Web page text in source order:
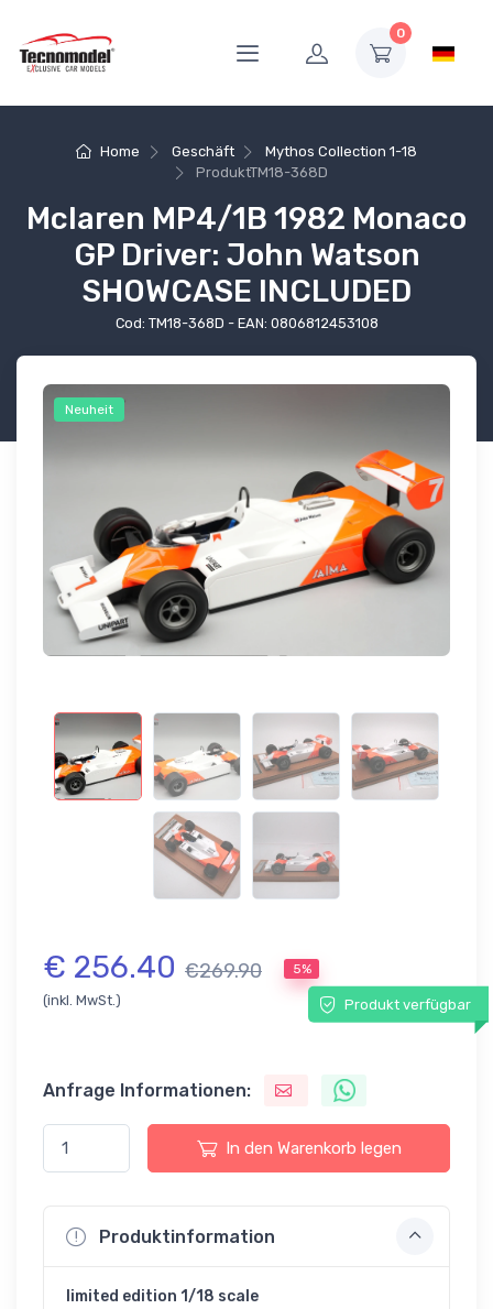
0
Home Geschäft
Mythos Collection 1-18
ProduktTM18-368D
Mclaren MP4/1B 1982 Monaco
GP Driver: John Watson
SHOWCASE INCLUDED
Cod: TM18-368D - EAN: 0806812453108
Neuheit
€ 256.40 €269.90 5%
(inkl. MwSt.) Produkt verfügbar
Anfrage Informationen:
In den Warenkorb legen
Produktinformation
limited edition 1/18 scale